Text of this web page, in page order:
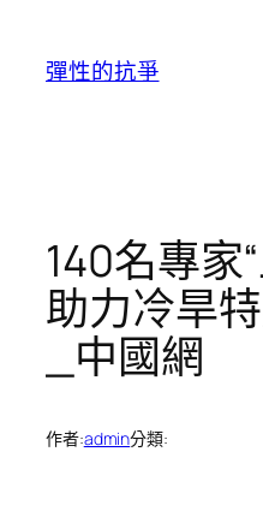
彈性的抗爭
140名專家
助力冷旱
_中國網
作者:admin分類: